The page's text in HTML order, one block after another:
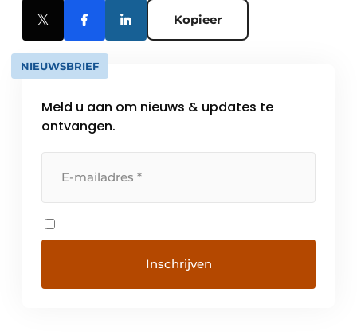
Kopieer
NIEUWSBRIEF
Meld u aan om nieuws & updates te
ontvangen.